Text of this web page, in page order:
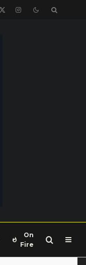
On
Fire